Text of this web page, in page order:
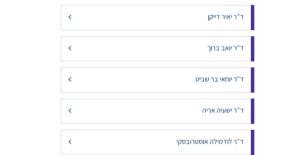
ד"ר דסקלו שמעון
ד"ר הילה גולדשטיין
ד"ר יאיר דייקן
ד"ר יואב ברוך
ד"ר יוחאי בר שביט